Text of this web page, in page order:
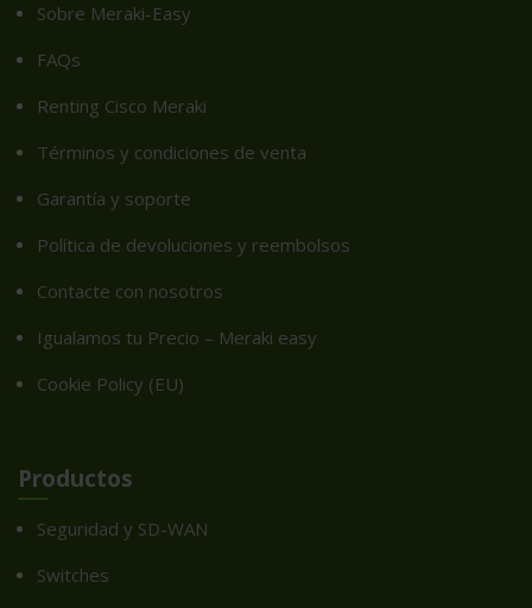
Sobre Meraki-Easy
FAQs
Renting Cisco Meraki
Términos y condiciones de venta
Garantía y soporte
Política de devoluciones y reembolsos
Contacte con nosotros
Igualamos tu Precio – Meraki easy
Cookie Policy (EU)
Productos
Seguridad y SD-WAN
Switches